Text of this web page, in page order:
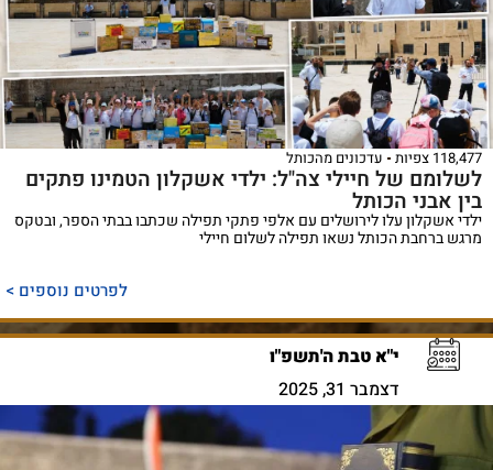
118,477 צפיות עדכונים מהכותל
לשלומם של חיילי צה"ל: ילדי אשקלון הטמינו פתקים
בין אבני הכותל
ילדי אשקלון עלו לירושלים עם אלפי פתקי תפילה שכתבו בבתי הספר, ובטקס
מרגש ברחבת הכותל נשאו תפילה לשלום חיילי
לפרטים נוספים >
י"א טבת ה'תשפ"ו
דצמבר 31, 2025